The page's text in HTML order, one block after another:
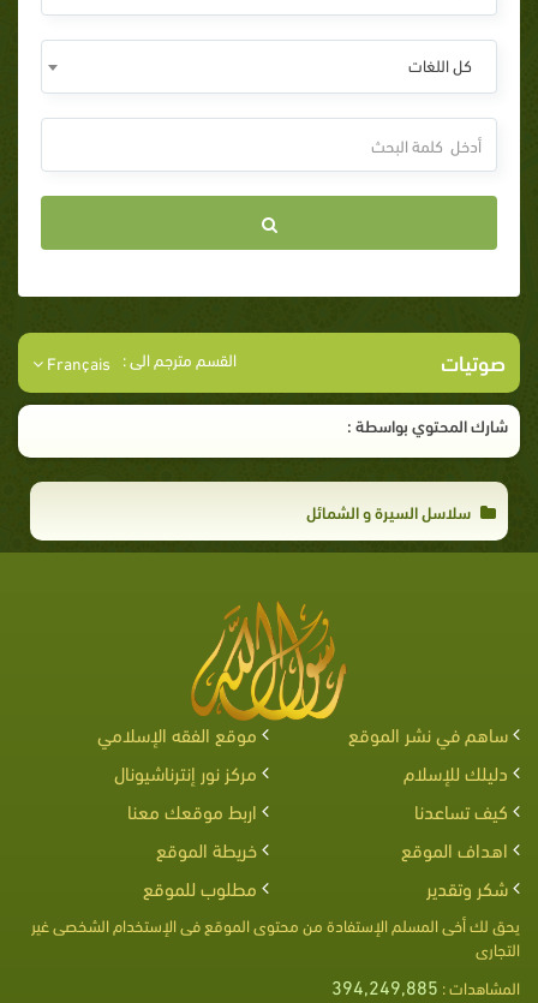
كل اللغات
صوتيات القسم مترجم الى : Français
شارك المحتوي بواسطة :
سلاسل السيرة و الشمائل
ساهم في نشر الموقع
موقع الفقه الإسلامي
دليلك للإسلام
مركز نور إنترناشيونال
كيف تساعدنا
اربط موقعك معنا
اهداف الموقع
خريطة الموقع
شكر وتقدير
مطلوب للموقع
يحق لك أخى المسلم الإستفادة من محتوى الموقع فى الإستخدام الشخصى غير
التجارى
المشاهدات : 394,249,885